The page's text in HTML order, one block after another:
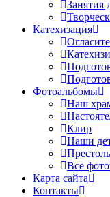
Занятия
Катехизация
Фотоальбомы
Наш
Клир
Наши
Все
Карта сайта
Контакты